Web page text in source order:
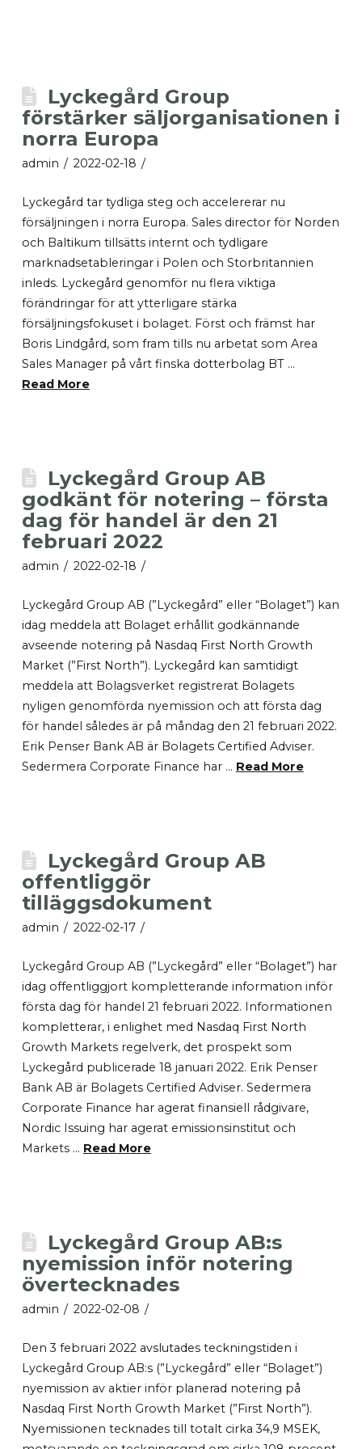
Lyckegård Group
förstärker säljorganisationen i
norra Europa
admin 2022-02-18
Lyckegård tar tydliga steg och accelererar nu
försäljningen i norra Europa. Sales director för Norden
och Baltikum tillsätts internt och tydligare
marknadsetableringar i Polen och Storbritannien
inleds. Lyckegård genomför nu flera viktiga
förändringar för att ytterligare stärka
försäljningsfokuset i bolaget. Först och främst har
Boris Lindgård, som fram tills nu arbetat som Area
Sales Manager på vårt finska dotterbolag BT …
Read More
Lyckegård Group AB
godkänt för notering – första
dag för handel är den 21
februari 2022
admin 2022-02-18
Lyckegård Group AB (”Lyckegård” eller “Bolaget”) kan
idag meddela att Bolaget erhållit godkännande
avseende notering på Nasdaq First North Growth
Market (”First North”). Lyckegård kan samtidigt
meddela att Bolagsverket registrerat Bolagets
nyligen genomförda nyemission och att första dag
för handel således är på måndag den 21 februari 2022.
Erik Penser Bank AB är Bolagets Certified Adviser.
Sedermera Corporate Finance har … Read More
Lyckegård Group AB
offentliggör
tilläggsdokument
admin 2022-02-17
Lyckegård Group AB (”Lyckegård” eller “Bolaget”) har
idag offentliggjort kompletterande information inför
första dag för handel 21 februari 2022. Informationen
kompletterar, i enlighet med Nasdaq First North
Growth Markets regelverk, det prospekt som
Lyckegård publicerade 18 januari 2022. Erik Penser
Bank AB är Bolagets Certified Adviser. Sedermera
Corporate Finance har agerat finansiell rådgivare,
Nordic Issuing har agerat emissionsinstitut och
Markets … Read More
Lyckegård Group AB:s
nyemission inför notering
övertecknades
admin 2022-02-08
Den 3 februari 2022 avslutades teckningstiden i
Lyckegård Group AB:s (”Lyckegård” eller “Bolaget”)
nyemission av aktier inför planerad notering på
Nasdaq First North Growth Market (”First North”).
Nyemissionen tecknades till totalt cirka 34,9 MSEK,